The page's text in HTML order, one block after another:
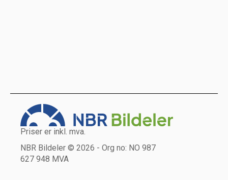
Priser er inkl. mva.
NBR Bildeler © 2026 - Org no: NO 987
627 948 MVA